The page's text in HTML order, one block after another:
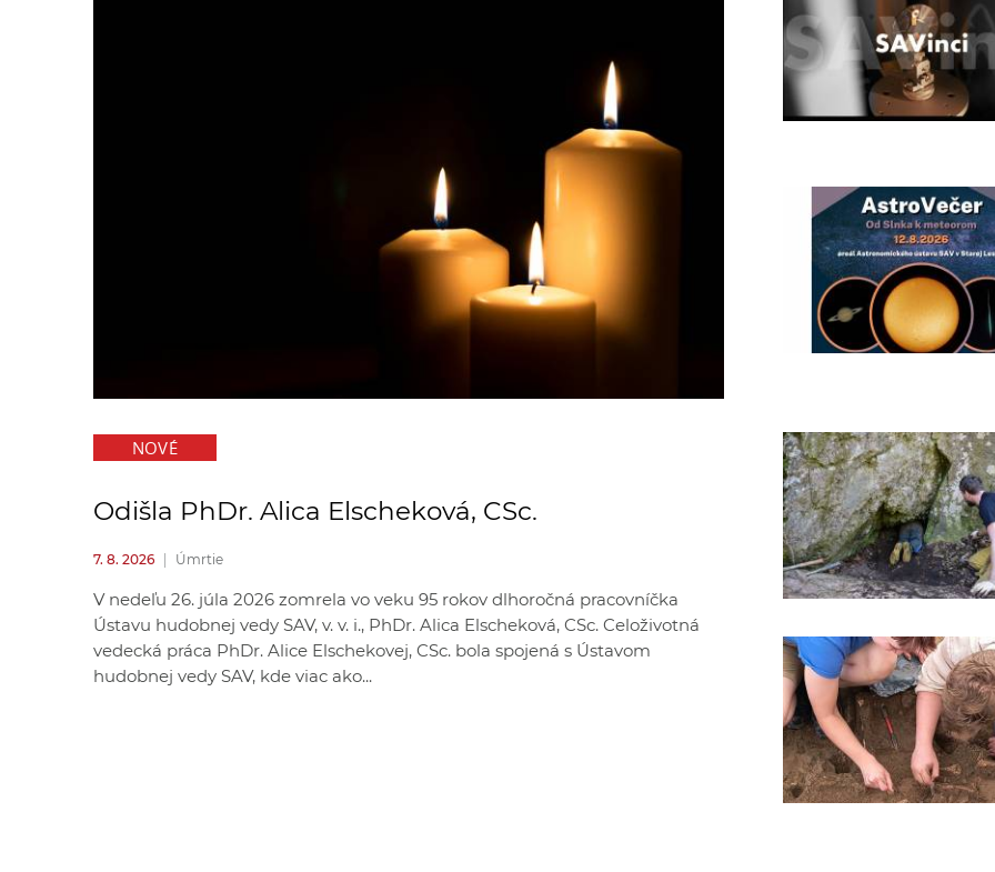
NOVÉ
Odišla PhDr. Alica Elscheková, CSc.
7. 8. 2026 Úmrtie
V nedeľu 26. júla 2026 zomrela vo veku 95 rokov dlhoročná pracovníčka
Ústavu hudobnej vedy SAV, v. v. i., PhDr. Alica Elscheková, CSc. Celoživotná
vedecká práca PhDr. Alice Elschekovej, CSc. bola spojená s Ústavom
hudobnej vedy SAV, kde viac ako...